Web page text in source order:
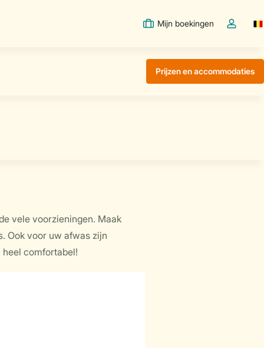
Mijn boekingen
Open de
Prijzen en accommodaties
vele voorzieningen. Maak
Ook voor uw afwas zijn
comfortabel!